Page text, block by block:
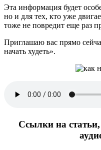
Эта информация будет
но и для тех, кто уже
тоже не повредит еще раз
Приглашаю вас прямо
начать худеть».
Ссылки на